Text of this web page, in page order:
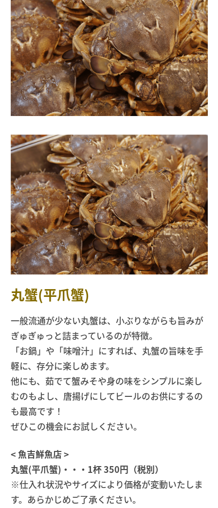
丸蟹(平爪蟹)
一般流通が少ない丸蟹は、小ぶりながらも旨みが
ぎゅぎゅっと詰まっているのが特徴。
「お鍋」や「味噌汁」にすれば、丸蟹の旨味を手
軽に、存分に楽しめます。
他にも、茹でて蟹みそや身の味をシンプルに楽し
むのもよし、唐揚げにしてビールのお供にするの
も最高です！
ぜひこの機会にお試しください。
< 魚吉鮮魚店 >
丸蟹(平爪蟹)・・・1杯 350円（税別）
※仕入れ状況やサイズにより価格が変動いたしま
す。あらかじめご了承ください。